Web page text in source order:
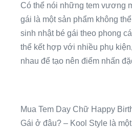
Có thể nói những tem vương
gái là một sản phẩm không
sinh nhật bé gái theo phong
thể kết hợp với nhiều phụ
nhau để tạo nên điểm nhấn
Mua Tem Day Chữ Happy
Gái ở đâu? – Kool Style là